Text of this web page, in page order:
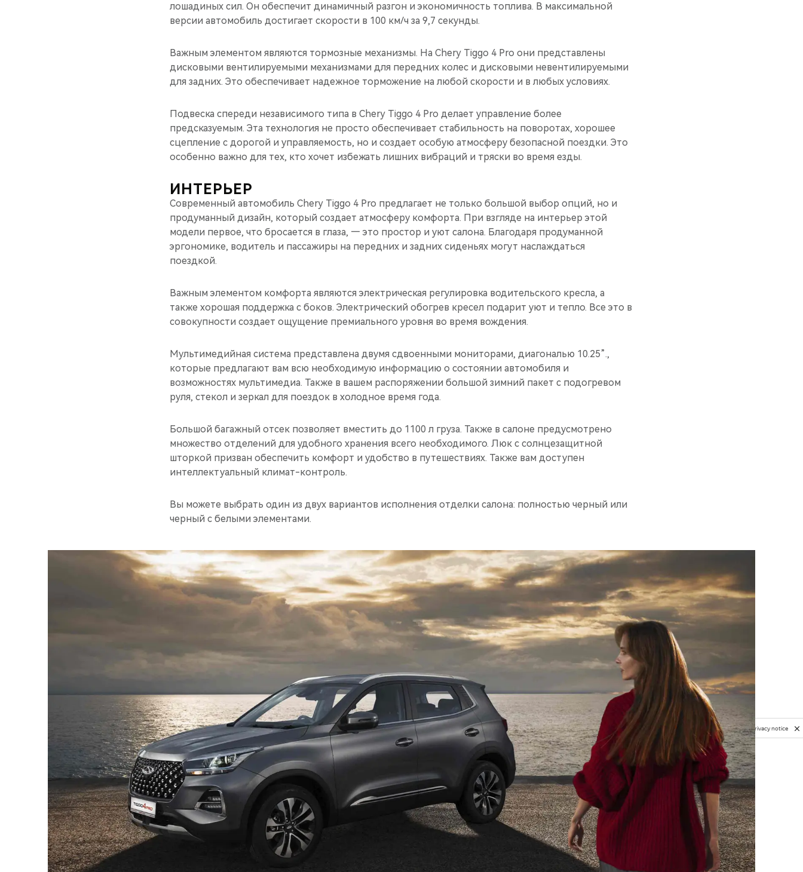
лошадиных сил. Он обеспечит динамичный разгон и экономичность топлива. В максимальной
версии автомобиль достигает скорости в 100 км/ч за 9,7 секунды.
Важным элементом являются тормозные механизмы. На Chery Tiggo 4 Pro они представлены
дисковыми вентилируемыми механизмами для передних колес и дисковыми невентилируемыми
для задних. Это обеспечивает надежное торможение на любой скорости и в любых условиях.
Подвеска спереди независимого типа в Chery Tiggo 4 Pro делает управление более
предсказуемым. Эта технология не просто обеспечивает стабильность на поворотах, хорошее
сцепление с дорогой и управляемость, но и создает особую атмосферу безопасной поездки. Это
особенно важно для тех, кто хочет избежать лишних вибраций и тряски во время езды.
ИНТЕРЬЕР
Современный автомобиль Chery Tiggo 4 Pro предлагает не только большой выбор опций, но и
продуманный дизайн, который создает атмосферу комфорта. При взгляде на интерьер этой
модели первое, что бросается в глаза, — это простор и уют салона. Благодаря продуманной
эргономике, водитель и пассажиры на передних и задних сиденьях могут наслаждаться
поездкой.
Важным элементом комфорта являются электрическая регулировка водительского кресла, а
также хорошая поддержка с боков. Электрический обогрев кресел подарит уют и тепло. Все это в
совокупности создает ощущение премиального уровня во время вождения.
Мультимедийная система представлена двумя сдвоенными мониторами, диагональю 10.25”.,
которые предлагают вам всю необходимую информацию о состоянии автомобиля и
возможностях мультимедиа. Также в вашем распоряжении большой зимний пакет с подогревом
руля, стекол и зеркал для поездок в холодное время года.
Большой багажный отсек позволяет вместить до 1100 л груза. Также в салоне предусмотрено
множество отделений для удобного хранения всего необходимого. Люк с солнцезащитной
шторкой призван обеспечить комфорт и удобство в путешествиях. Также вам доступен
интеллектуальный климат-контроль.
Вы можете выбрать один из двух вариантов исполнения отделки салона: полностью черный или
черный с белыми элементами.
Privacy notice